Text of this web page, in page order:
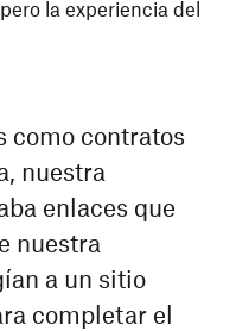
la experiencia del
como contratos
nuestra
enlaces que
nuestra
a un sitio
completar el